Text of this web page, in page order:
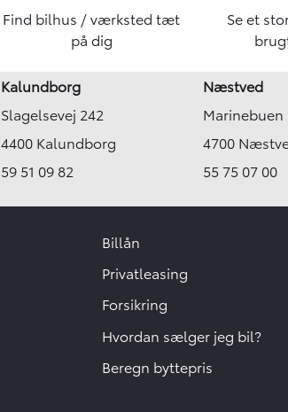
Find bilhus / værksted tæt
på dig
Se et
Kalundborg
Slagelsevej 242
4400 Kalundborg
59 51 09 82
Næstved
Marinebuen
4700
55 75 07 00
Billån
Privatleasing
Forsikring
Hvordan sælger jeg bil?
Beregn byttepris